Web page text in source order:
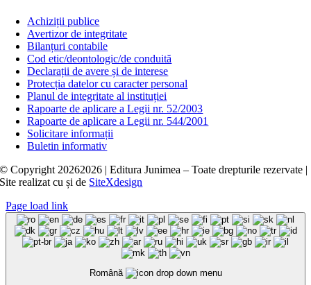
Achiziții publice
Avertizor de integritate
Bilanțuri contabile
Cod etic/deontologic/de conduită
Declarații de avere și de interese
Protecția datelor cu caracter personal
Planul de integritate al instituției
Rapoarte de aplicare a Legii nr. 52/2003
Rapoarte de aplicare a Legii nr. 544/2001
Solicitare informații
Buletin informativ
© Copyright 20262026 | Editura Junimea – Toate drepturile rezervate |
Site realizat cușide SiteXdesign
Page load link
Română